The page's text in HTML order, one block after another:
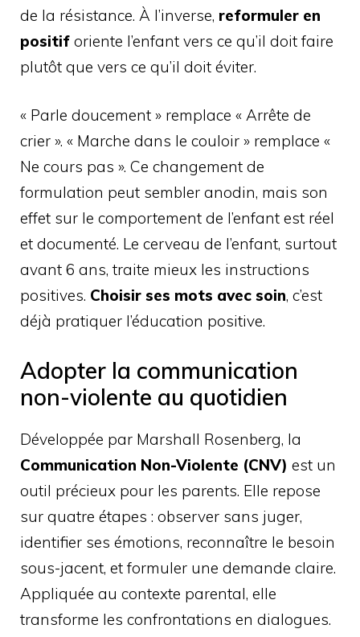
de la résistance. À l’inverse, reformuler en
positif oriente l’enfant vers ce qu’il doit faire
plutôt que vers ce qu’il doit éviter.
« Parle doucement » remplace « Arrête de
crier ». « Marche dans le couloir » remplace «
Ne cours pas ». Ce changement de
formulation peut sembler anodin, mais son
effet sur le comportement de l’enfant est réel
et documenté. Le cerveau de l’enfant, surtout
avant 6 ans, traite mieux les instructions
positives. Choisir ses mots avec soin, c’est
déjà pratiquer l’éducation positive.
Adopter la communication
non-violente au quotidien
Développée par Marshall Rosenberg, la
Communication Non-Violente (CNV) est un
outil précieux pour les parents. Elle repose
sur quatre étapes : observer sans juger,
identifier ses émotions, reconnaître le besoin
sous-jacent, et formuler une demande claire.
Appliquée au contexte parental, elle
transforme les confrontations en dialogues.